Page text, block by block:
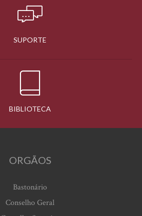
SUPORTE
BIBLIOTECA
ORGÃOS
Bastonário
Conselho Geral